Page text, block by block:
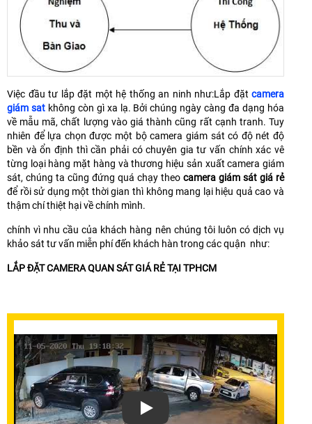
Việc đầu tư lắp đặt một hệ thống an ninh như:Lắp đặt camera
giám satkhông còn gì xa lạ. Bởi chúng ngày càng đa dạng hóa
về mẫu mã, chất lượng vào giá thành cũng rất cạnh tranh. Tuy
nhiên để lựa chọn được một bộ camera giám sát có độ nét độ
bền và ổn định thì cần phải có chuyên gia tư vấn chính xác vê
từng loại hàng mặt hàng và thương hiệu sản xuất camera giám
sát, chúng ta cũng đứng quá chạy theo camera giám sát giá rẻ
để rồi sử dụng một thời gian thì không mang lại hiệu quả cao và
thậm chí thiệt hại về chính mình.
chính vì nhu cầu của khách hàng nên chúng tôi luôn có dịch vụ
khảo sát tư vấn miễn phí đến khách hàn trong các quận như:
LẮP ĐẶT CAMERA QUAN SÁT GIÁ RẺ TẠI TPHCM
Xem video Lắp Đặt Camera Giám Sát